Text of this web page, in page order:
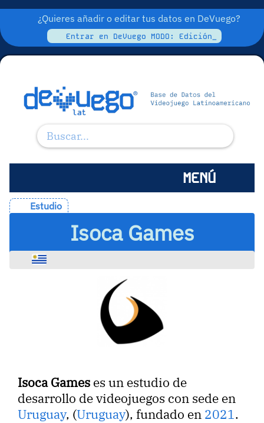
¿Quieres añadir o editar tus datos en DeVuego?
Entrar en DeVuego MODO: Edición_
MENÚ
Estudio
Isoca Games
Isoca Games es un estudio de
desarrollo de videojuegos con sede en
Uruguay, (Uruguay), fundado en 2021.